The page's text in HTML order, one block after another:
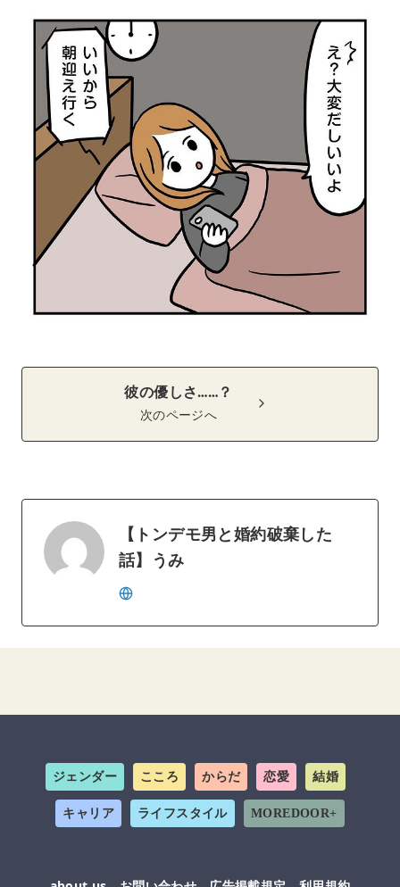
彼の優しさ……？
次のページへ
【トンデモ男と婚約破棄した
話】うみ
ジェンダー こころ からだ 恋愛 結婚
キャリア ライフスタイル MOREDOOR+